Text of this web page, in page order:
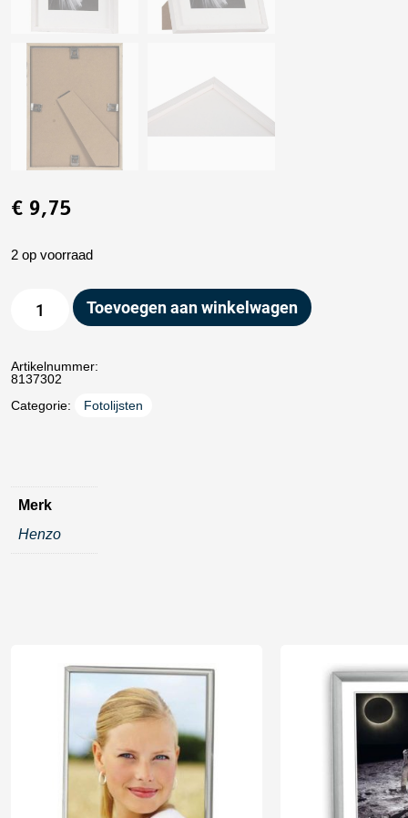
€ 9,75
2 op voorraad
Toevoegen aan winkelwagen
Artikelnummer:
8137302
Categorie:
Fotolijsten
Merk
Henzo